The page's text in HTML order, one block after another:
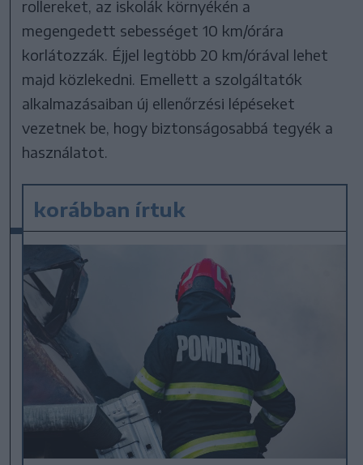
rollereket, az iskolák környékén a
megengedett sebességet 10 km/órára
korlátozzák. Éjjel legtöbb 20 km/órával lehet
majd közlekedni. Emellett a szolgáltatók
alkalmazásaiban új ellenőrzési lépéseket
vezetnek be, hogy biztonságosabbá tegyék a
használatot.
korábban írtuk